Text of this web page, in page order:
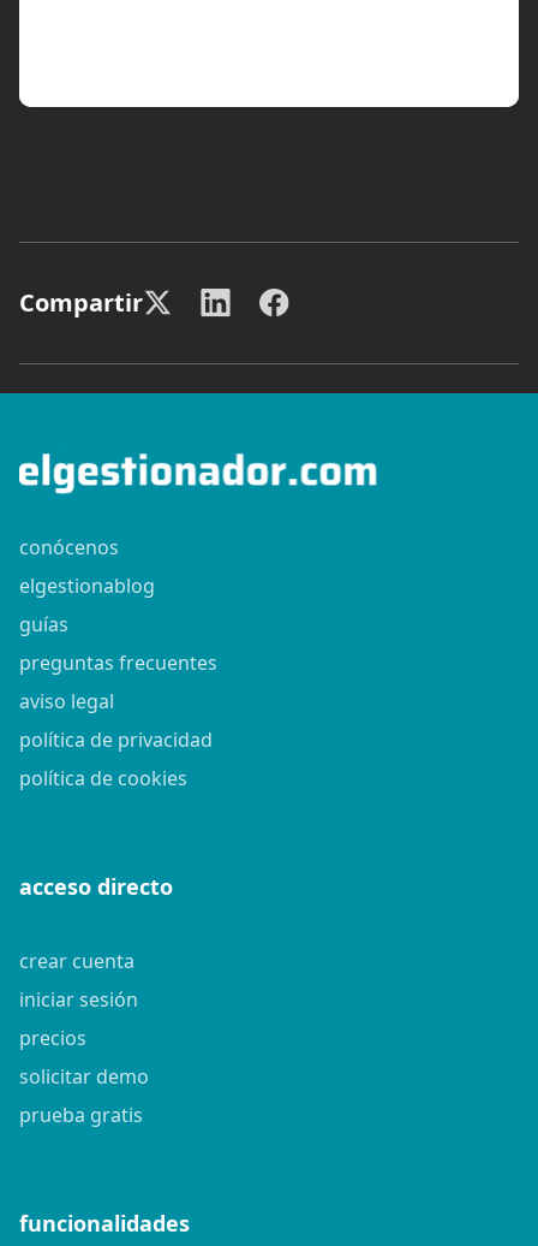
Compartir
conócenos
elgestionablog
guías
preguntas frecuentes
aviso legal
política de privacidad
política de cookies
acceso directo
crear cuenta
iniciar sesión
precios
solicitar demo
prueba gratis
funcionalidades